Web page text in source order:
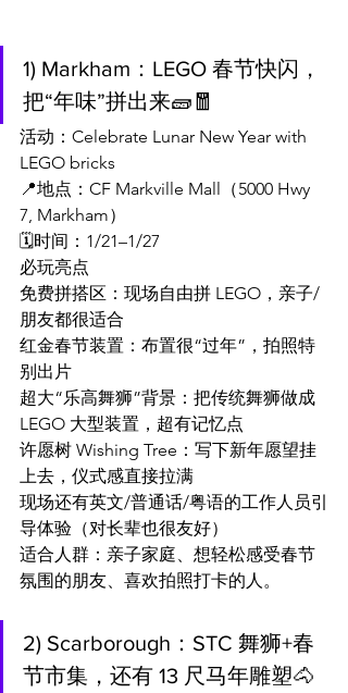
1) Markham：LEGO 春节快闪，
把“年味”拼出来🧱🧧
活动：Celebrate Lunar New Year with
LEGO bricks
📍地点：CF Markville Mall（5000 Hwy
7, Markham）
🗓️时间：1/21–1/27
必玩亮点
免费拼搭区：现场自由拼 LEGO，亲子/
朋友都很适合
红金春节装置：布置很“过年”，拍照特
别出片
超大“乐高舞狮”背景：把传统舞狮做成
LEGO 大型装置，超有记忆点
许愿树 Wishing Tree：写下新年愿望挂
上去，仪式感直接拉满
现场还有英文/普通话/粤语的工作人员引
导体验（对长辈也很友好）
适合人群：亲子家庭、想轻松感受春节
氛围的朋友、喜欢拍照打卡的人。
2) Scarborough：STC 舞狮+春
节市集，还有 13 尺马年雕塑🐴